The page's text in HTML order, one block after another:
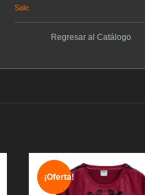
Sale
Regresar al Catálogo
¡Oferta!